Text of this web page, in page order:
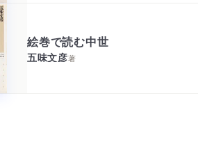
絵巻で読む中世
五味文彦著